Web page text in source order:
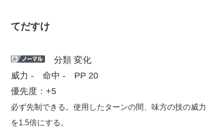
てだすけ
分類 変化
威力 - 命中 - PP 20
優先度：+5
必ず先制できる。使用したターンの間、味方の技の威力
を1.5倍にする。